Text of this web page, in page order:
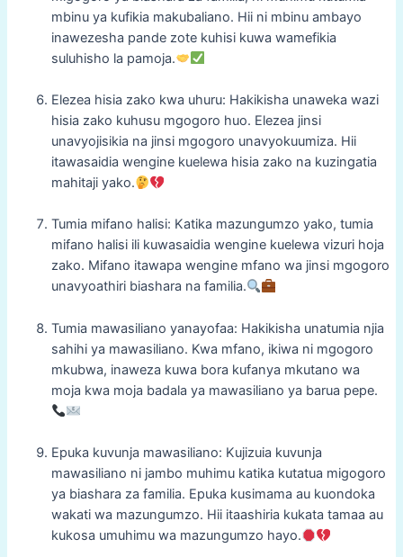
mbinu ya kufikia makubaliano. Hii ni mbinu ambayo
inawezesha pande zote kuhisi kuwa wamefikia
suluhisho la pamoja.
Elezea hisia zako kwa uhuru: Hakikisha unaweka wazi
hisia zako kuhusu mgogoro huo. Elezea jinsi
unavyojisikia na jinsi mgogoro unavyokuumiza. Hii
itawasaidia wengine kuelewa hisia zako na kuzingatia
mahitaji yako.
Tumia mifano halisi: Katika mazungumzo yako, tumia
mifano halisi ili kuwasaidia wengine kuelewa vizuri hoja
zako. Mifano itawapa wengine mfano wa jinsi mgogoro
unavyoathiri biashara na familia.
Tumia mawasiliano yanayofaa: Hakikisha unatumia njia
sahihi ya mawasiliano. Kwa mfano, ikiwa ni mgogoro
mkubwa, inaweza kuwa bora kufanya mkutano wa
moja kwa moja badala ya mawasiliano ya barua pepe.
Epuka kuvunja mawasiliano: Kujizuia kuvunja
mawasiliano ni jambo muhimu katika kutatua migogoro
ya biashara za familia. Epuka kusimama au kuondoka
wakati wa mazungumzo. Hii itaashiria kukata tamaa au
kukosa umuhimu wa mazungumzo hayo.